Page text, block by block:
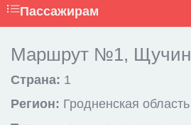
Пассажирам
Маршрут №1, Щучин
Страна: 1
Регион: Гродненская область